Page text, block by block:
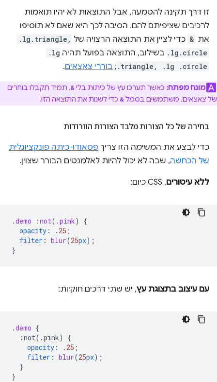
זו דרך תקינה להטמעה, אבל התוצאות לא יהיו תואמות
לרכיבים שציפיתם להם. הסיבה לכך היא שאם לא תוסיפו
את & כדי לציין את התוצאה הרצויה של .lg.triangle,
.lg.circle בשילוב, התוצאה בפועל תהיה .lg
.triangle, .lg .circle
; בוררי צאצאים.
מונח מפתח: כאשר תערכו עץ של כיתות בלי &, תמיד תקבלו בוחרים
של צאצאים. משתמשים בסמל & כדי לשנות את התוצאה הזו.
בחירה של כל הצורות מלבד הצורות הוורודות
כדי לבצע את המשימה הזו צריך פסאודו-כיתה פונקציונלית
של הכחשה, שבה לא יכול להיות לאלמנטים הבורר שצוין.
ללא עיטורים, CSS כיום:
.demo :not( .pink)
{
opacity : .25 ;
filter : blur(25px);
}
עם עיצוב בתצוגת עץ, יש שתי דרכים חוקיות:
.demo {
:not(.pink)
{
opacity : .25 ;
filter : blur(25px);
}
}